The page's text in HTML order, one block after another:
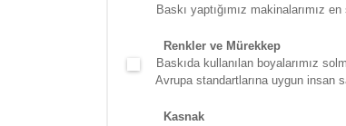
Baskı yaptığımız makinalarımız
Renkler ve Mürekkep
Baskıda kullanılan boyalarımız
Avrupa standartlarına uygun insan
Kasnak